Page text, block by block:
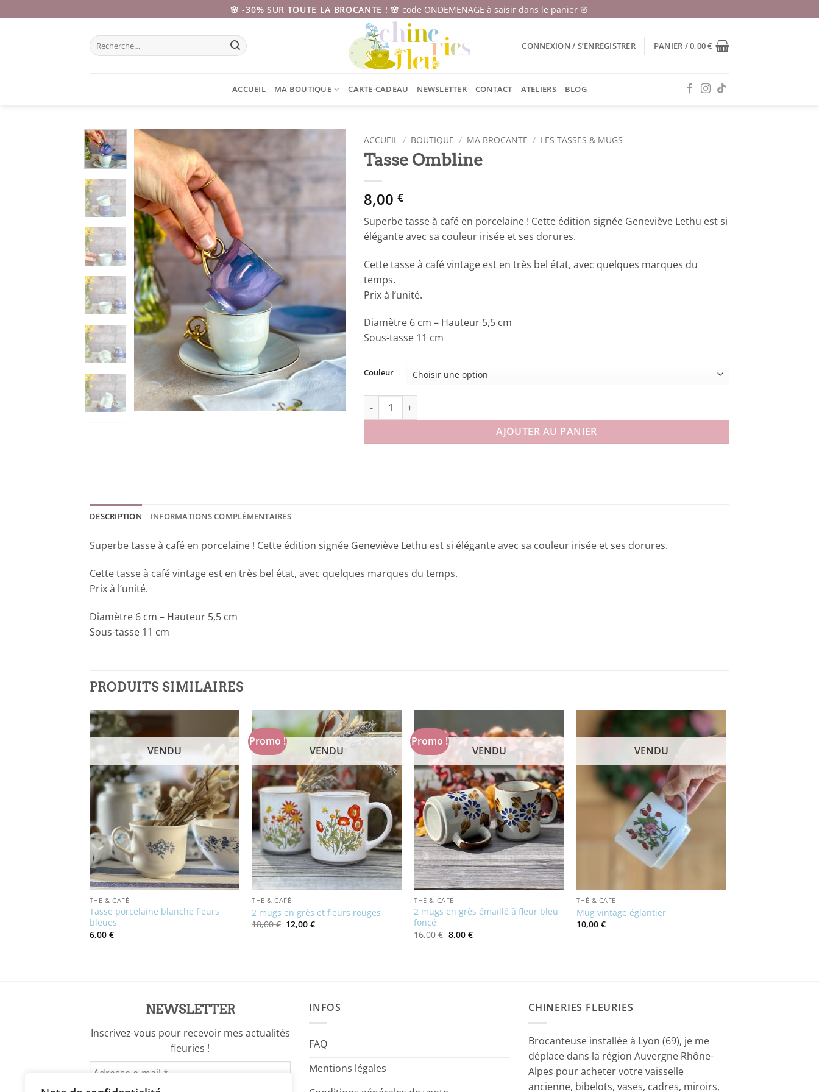
au
🌸 -30% SUR TOUTE LA BROCANTE ! 🌸 code ONDEMENAGE à saisir dans le panier 🌸
Recherche
pour :
CONNEXION / S’ENREGISTRER PANIER /0,00€
ACCUEIL MA BOUTIQUE CARTE-CADEAU NEWSLETTER CONTACT ATELIERS BLOG
ACCUEIL / BOUTIQUE / MA BROCANTE / LES TASSES & MUGS
Tasse Ombline
8,00 €
Superbe tasse à café en porcelaine ! Cette édition signée Geneviève Lethu est si
élégante avec sa couleur irisée et ses dorures.
Cette tasse à café vintage est en très bel état, avec quelques marques du
temps.
Prix à l’unité.
Diamètre 6 cm – Hauteur 5,5 cm
Sous-tasse 11 cm
Couleur
quantité de Tasse Ombline
AJOUTER AU PANIER
DESCRIPTION INFORMATIONS COMPLÉMENTAIRES
Superbe tasse à café en porcelaine ! Cette édition signée Geneviève Lethu est si élégante avec sa couleur irisée et ses dorures.
Cette tasse à café vintage est en très bel état, avec quelques marques du temps.
Prix à l’unité.
Diamètre 6 cm – Hauteur 5,5 cm
Sous-tasse 11 cm
PRODUITS SIMILAIRES
VENDU
THÉ & CAFÉ
Tasse porcelaine blanche fleurs
bleues
6,00 €
Promo !
VENDU
THÉ & CAFÉ
2 mugs en grès et fleurs rouges
18,00€ Le
prix
12,00€Le
Promo !
VENDU
THÉ & CAFÉ
2 mugs en grès émaillé à fleur bleu
foncé
16,00€ Le
prix
8,00 €Le
VENDU
THÉ & CAFÉ
Mug vintage églantier
10,00 €
NEWSLETTER
Inscrivez-vous pour recevoir mes actualités
fleuries !
INFOS
FAQ
Mentions légales
CHINERIES FLEURIES
Brocanteuse installée à Lyon (69), je me
déplace dans la région Auvergne Rhône-
Alpes pour acheter votre vaisselle
ancienne, bibelots, vases, cadres, miroirs,